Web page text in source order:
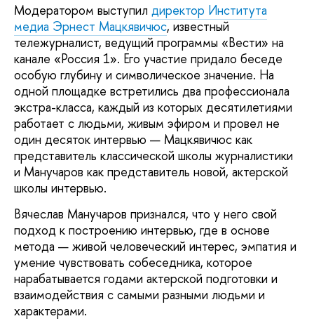
Модератором выступил директор Института
медиа Эрнест Мацкявичюс, известный
тележурналист, ведущий программы «Вести» на
канале «Россия 1». Его участие придало беседе
особую глубину и символическое значение. На
одной площадке встретились два профессионала
экстра-класса, каждый из которых десятилетиями
работает с людьми, живым эфиром и провел не
один десяток интервью — Мацкявичюс как
представитель классической школы журналистики
и Манучаров как представитель новой, актерской
школы интервью.
Вячеслав Манучаров признался, что у него свой
подход к построению интервью, где в основе
метода — живой человеческий интерес, эмпатия и
умение чувствовать собеседника, которое
нарабатывается годами актерской подготовки и
взаимодействия с самыми разными людьми и
характерами.